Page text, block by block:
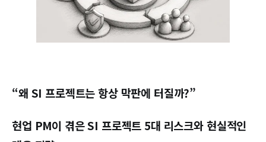
“왜 SI 프로젝트는 항상 막판에 터질까?”
현업 PM이 겪은 SI 프로젝트 5대 리스크와 현실적인